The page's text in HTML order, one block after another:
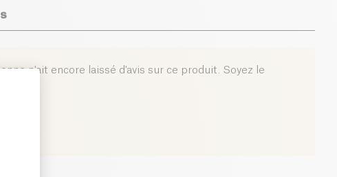
bureau.
n'ait encore laissé d'avis sur ce produit. Soyez le
Personalize Your Options